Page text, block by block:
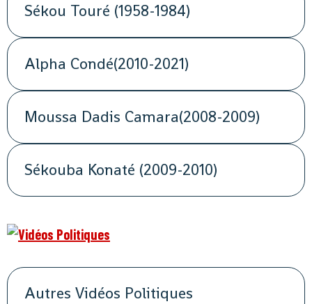
Sékou Touré (1958-1984)
Alpha Condé(2010-2021)
Moussa Dadis Camara(2008-2009)
Sékouba Konaté (2009-2010)
Autres Vidéos Politiques